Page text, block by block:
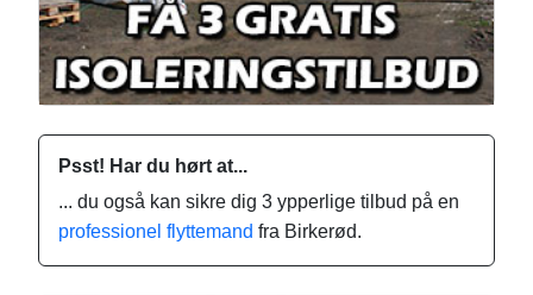
Psst! Har du hørt at...
... du også kan sikre dig 3 ypperlige tilbud på en
professionel flyttemand fra Birkerød.